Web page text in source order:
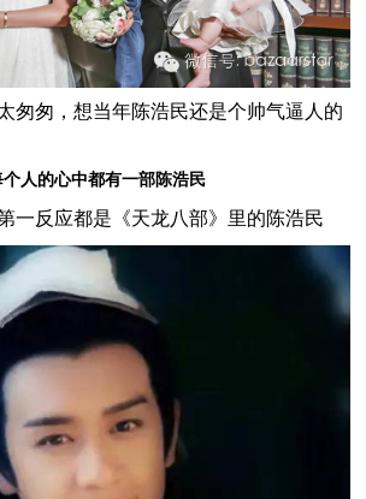
匆匆，想当年陈浩民还是个帅气逼人的
个人的心中都有一部陈浩民
一反应都是《天龙八部》里的陈浩民